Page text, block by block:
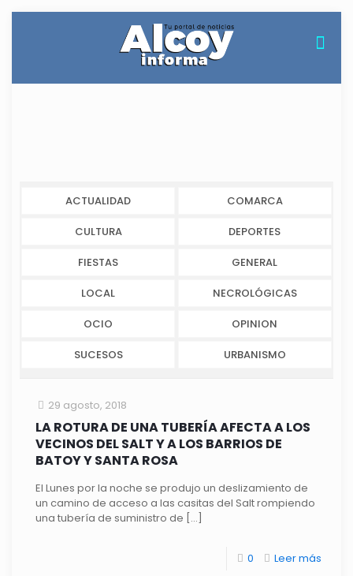
ACTUALIDAD COMARCA
CULTURA DEPORTES
FIESTAS GENERAL
LOCAL NECROLÓGICAS
OCIO OPINION
SUCESOS URBANISMO
29 agosto, 2018
LA ROTURA DE UNA TUBERÍA AFECTA A LOS
VECINOS DEL SALT Y A LOS BARRIOS DE
BATOY Y SANTA ROSA
El Lunes por la noche se produjo un deslizamiento de
un camino de acceso a las casitas del Salt rompiendo
una tubería de suministro de […]
0 Leer más